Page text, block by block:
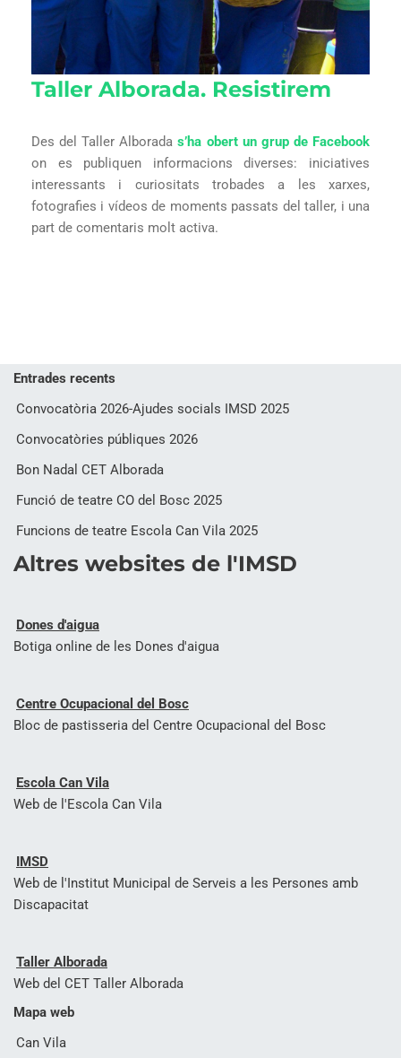
Taller Alborada. Resistirem
Des del Taller Alboradas’ha obert un grup de Facebook
on es publiquen informacions diverses: iniciatives
interessants i curiositats trobades a les xarxes,
fotografies i vídeos de moments passats del taller, i una
part de comentaris molt activa.
Entrades recents
Convocatòria 2026-Ajudes socials IMSD 2025
Convocatòries públiques 2026
Bon Nadal CET Alborada
Funció de teatre CO del Bosc 2025
Funcions de teatre Escola Can Vila 2025
Altres websites de l'IMSD
Dones d'aigua
Botiga online de les Dones d'aigua
Centre Ocupacional del Bosc
Bloc de pastisseria del Centre Ocupacional del Bosc
Escola Can Vila
Web de l'Escola Can Vila
IMSD
Web de l'Institut Municipal de Serveis a les Persones amb
Discapacitat
Taller Alborada
Web del CET Taller Alborada
Mapa web
Can Vila